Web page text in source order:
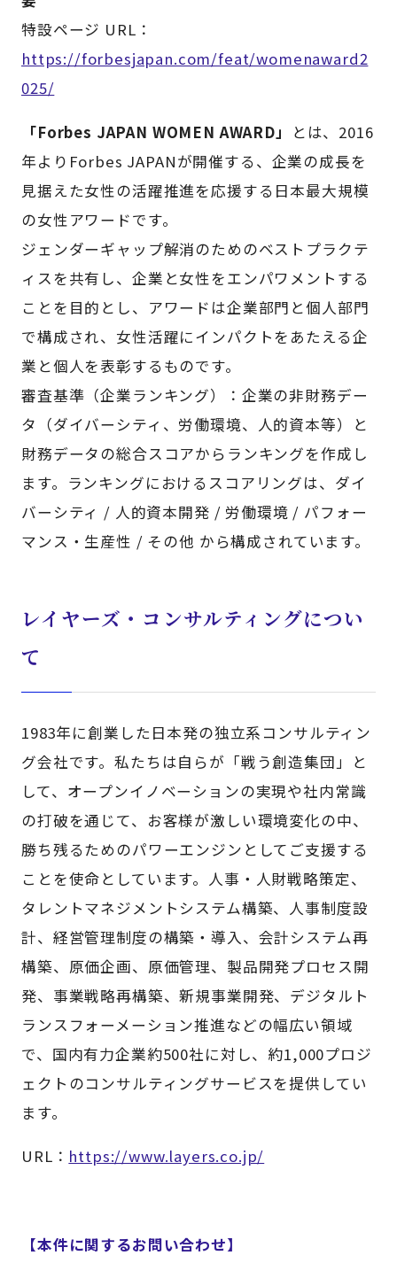
特設ページ URL：
https://forbesjapan.com/feat/womenaward2
025/
「Forbes JAPAN WOMEN AWARD」
とは、2016
年よりForbes JAPANが開催する、企業の成長を
見据えた女性の活躍推進を応援する日本最大規模
の女性アワードです。
ジェンダーギャップ解消のためのベストプラクテ
ィスを共有し、企業と女性をエンパワメントする
ことを目的とし、アワードは企業部門と個人部門
で構成され、女性活躍にインパクトをあたえる企
業と個人を表彰するものです。
審査基準（企業ランキング）：企業の非財務デー
タ（ダイバーシティ、労働環境、人的資本等）と
財務データの総合スコアからランキングを作成し
ます。ランキングにおけるスコアリングは、ダイ
バーシティ / 人的資本開発 / 労働環境 / パフォー
マンス・生産性 / その他 から構成されています。
レイヤーズ・コンサルティングについ
て
1983年に創業した日本発の独立系コンサルティン
グ会社です。私たちは自らが「戦う創造集団」と
して、オープンイノベーションの実現や社内常識
の打破を通じて、お客様が激しい環境変化の中、
勝ち残るためのパワーエンジンとしてご支援する
ことを使命としています。人事・人財戦略策定、
タレントマネジメントシステム構築、人事制度設
計、経営管理制度の構築・導入、会計システム再
構築、原価企画、原価管理、製品開発プロセス開
発、事業戦略再構築、新規事業開発、デジタルト
ランスフォーメーション推進などの幅広い領域
で、国内有力企業約500社に対し、約1,000プロジ
ェクトのコンサルティングサービスを提供してい
ます。
URL： https://www.layers.co.jp/
【本件に関するお問い合わせ】